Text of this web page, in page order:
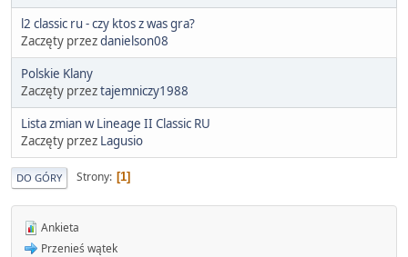
l2 classic ru - czy ktos z was gra?
Zaczęty przezdanielson08
Polskie Klany
Zaczęty przeztajemniczy1988
Lista zmian w Lineage II Classic RU
Zaczęty przez Lagusio
DO GÓRY Strony 1
Ankieta
Przenieś wątek